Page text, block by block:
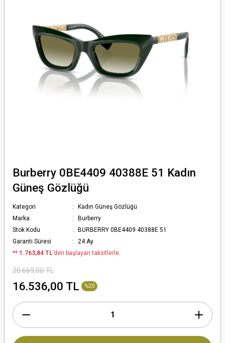
Burberry 0BE4409 40388E 51 Kadın
Güneş Gözlüğü
Kategori
Kadın Güneş Gözlüğü
Marka
Burberry
Stok Kodu
BURBERRY 0BE4409 40388E 51
Garanti Süresi
24 Ay
** 1.763,84 TL’den başlayan taksitlerle.
20.669,00 TL
16.536,00 TL %20